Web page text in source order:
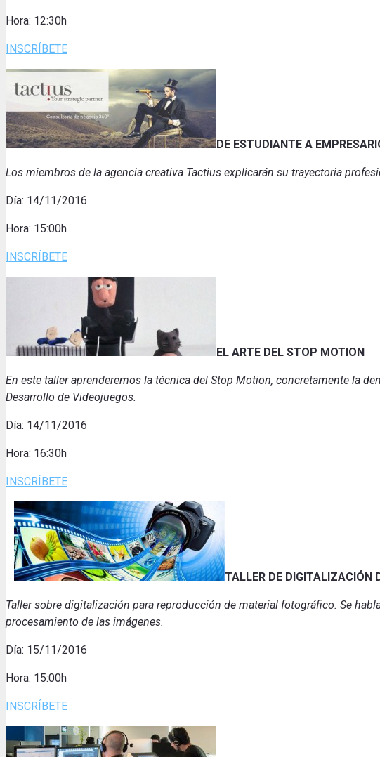
Hora: 12:30h
INSCRÍBETE
DE ESTUDIANTE A
Los miembros de la agencia creativa Tactius explicarán su trayectoria
Día: 14/11/2016
Hora: 15:00h
INSCRÍBETE
EL ARTE DEL STOP MOTION
En este taller aprenderemos la técnica del Stop Motion, concretamente la
Desarrollo de Videojuegos.
Día: 14/11/2016
Hora: 16:30h
INSCRÍBETE
TALLER DE DIGITALIZACIÓN
Taller sobre digitalización para reproducción de material fotográfico. Se
procesamiento de las imágenes.
Día: 15/11/2016
Hora: 15:00h
INSCRÍBETE